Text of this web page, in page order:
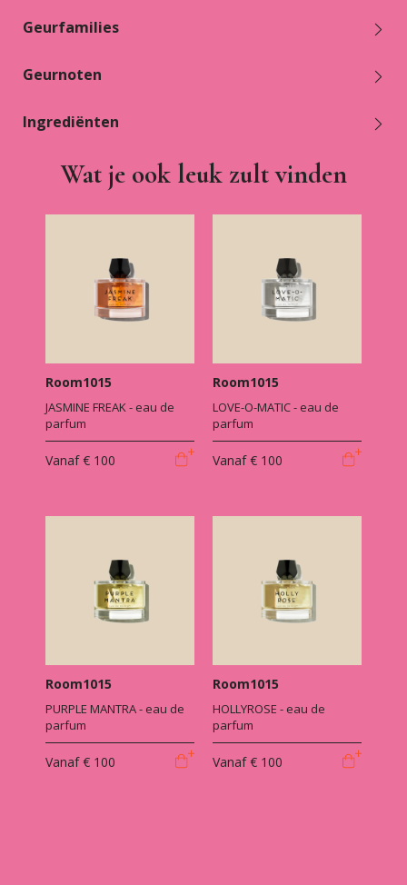
Geurfamilies
Geurnoten
Ingrediënten
Wat je ook leuk zult vinden
Room1015
JASMINE FREAK - eau de
parfum
Vanaf € 100
Room1015
LOVE-O-MATIC - eau de
parfum
Vanaf € 100
Room1015
PURPLE MANTRA - eau de
parfum
Vanaf € 100
Room1015
HOLLYROSE - eau de
parfum
Vanaf € 100